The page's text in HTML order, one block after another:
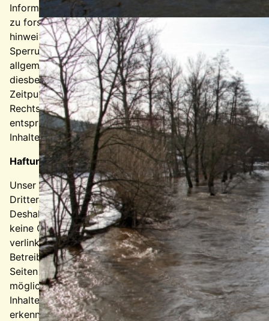
Informationen zu überwachen oder nach Umständen
zu forschen, die auf eine rechtswidrige Tätigkeit
hinweisen. Verpflichtungen zur Entfernung oder
Sperrung der Nutzung von Informationen nach den
allgemeinen Gesetzen bleiben hiervon unberührt. Eine
diesbezügliche Haftung ist jedoch erst ab dem
Zeitpunkt der Kenntnis einer konkreten
Rechtsverletzung möglich. Bei Bekanntwerden von
entsprechenden Rechtsverletzungen werden wir diese
Inhalte umgehend entfernen.
Haftung für Links
Unser Angebot enthält Links zu externen Webseiten
Dritter, auf deren Inhalte wir keinen Einfluss haben.
Deshalb können wir für diese fremden Inhalte auch
keine Gewähr übernehmen. Für die Inhalte der
verlinkten Seiten ist stets der jeweilige Anbieter oder
Betreiber der Seiten verantwortlich. Die verlinkten
Seiten wurden zum Zeitpunkt der Verlinkung auf
mögliche Rechtsverstöße überprüft. Rechtswidrige
Inhalte waren zum Zeitpunkt der Verlinkung nicht
erkennbar. Eine permanente inhaltliche Kontrolle der